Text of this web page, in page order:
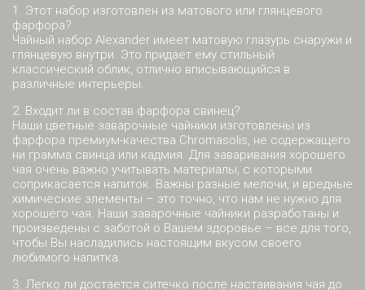
1. Этот набор изготовлен из матового или глянцевого
фарфора?
Чайный набор Alexander имеет матовую глазурь снаружи и
глянцевую внутри. Это придает ему стильный
классический облик, отлично вписывающийся в
различные интерьеры.
2. Входит ли в состав фарфора свинец?
Наши цветные заварочные чайники изготовлены из
фарфора премиум-качества Chromasolis, не содержащего
ни грамма свинца или кадмия. Для заваривания хорошего
чая очень важно учитывать материалы, с которыми
соприкасается напиток. Важны разные мелочи, и вредные
химические элементы – это точно, что нам не нужно для
хорошего чая. Наши заварочные чайники разработаны и
произведены с заботой о Вашем здоровье – все для того,
чтобы Вы насладились настоящим вкусом своего
любимого напитка.
3. Легко ли достается ситечко после настаивания чая до